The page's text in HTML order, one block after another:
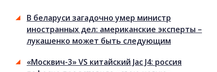
В беларуси загадочно умер министр
иностранных дел: американские эксперты –
лукашенко может быть следующим
«Москвич-3» VS китайский Jac J4: россия